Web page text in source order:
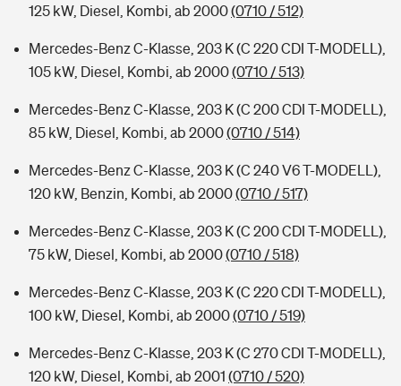
125 kW, Diesel, Kombi, ab 2000(0710 / 512)
Mercedes-Benz C-Klasse, 203 K (C 220 CDI T-MODELL),
105 kW, Diesel, Kombi, ab 2000(0710 / 513)
Mercedes-Benz C-Klasse, 203 K (C 200 CDI T-MODELL),
85 kW, Diesel, Kombi, ab 2000(0710 / 514)
Mercedes-Benz C-Klasse, 203 K (C 240 V6 T-MODELL),
120 kW, Benzin, Kombi, ab 2000(0710 / 517)
Mercedes-Benz C-Klasse, 203 K (C 200 CDI T-MODELL),
75 kW, Diesel, Kombi, ab 2000(0710 / 518)
Mercedes-Benz C-Klasse, 203 K (C 220 CDI T-MODELL),
100 kW, Diesel, Kombi, ab 2000(0710 / 519)
Mercedes-Benz C-Klasse, 203 K (C 270 CDI T-MODELL),
120 kW, Diesel, Kombi, ab 2001 (0710 / 520)